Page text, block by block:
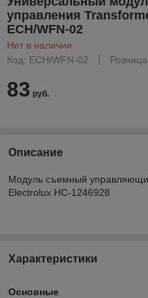
управления
ECH/WFN-02
Нет в наличии
Код: ECH/WFN-02
Розница
83 руб.
Описание
Модуль съемный
Electrolux НС-1246928
Характеристики
Основные